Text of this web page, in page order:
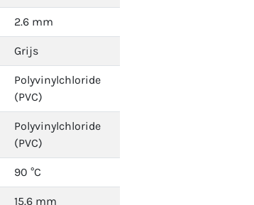
2.6 mm
Grijs
Polyvinylchloride
(PVC)
Polyvinylchloride
(PVC)
90 °C
15.6 mm